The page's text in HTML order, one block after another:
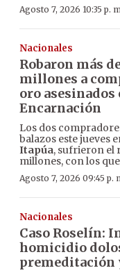
Agosto 7, 2026 10:35 p.
Nacionales
Robaron más
millones a
oro asesinados
Encarnación
Los dos
balazos este jueves
Itapúa, sufrieron el
millones, con los
Agosto 7, 2026 09:45 p.
Nacionales
Caso Roselín:
homicidio
premeditación